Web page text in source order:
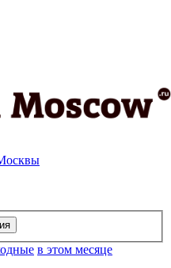
в этом месяце